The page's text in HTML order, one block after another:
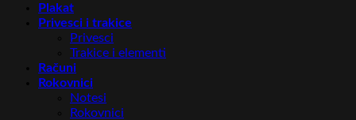
Plakat
Privesci i trakice
Privesci
Trakice i elementi
Računi
Rokovnici
Notesi
Rokovnici